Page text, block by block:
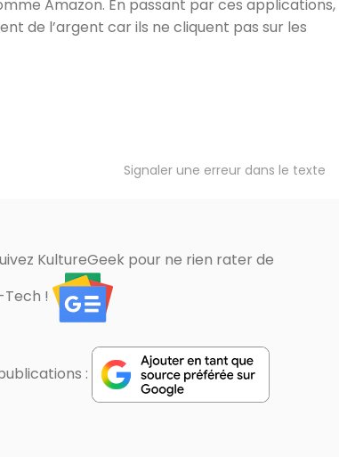
Amazon. En passant par ces applications,
de l’argent car ils ne cliquent pas sur les
Signaler une erreur dans le texte
KultureGeek pour ne rien rater de
!
: